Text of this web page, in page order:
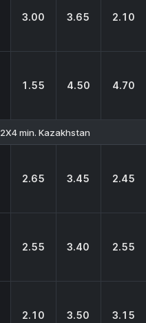
3.00 3.65 2.10
1.55 4.50 4.70
min. Kazakhstan
2.65 3.45 2.45
2.55 3.40 2.55
2.10 3.50 3.15